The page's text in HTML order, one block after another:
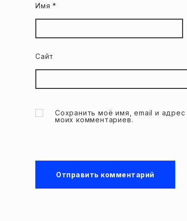
Имя*
Сайт
Сохранить моё имя, email и
моих комментариев.